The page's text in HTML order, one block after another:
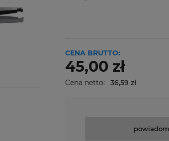
CENA BRUTTO:
45,00 zł
Cena netto: 36,59 zł